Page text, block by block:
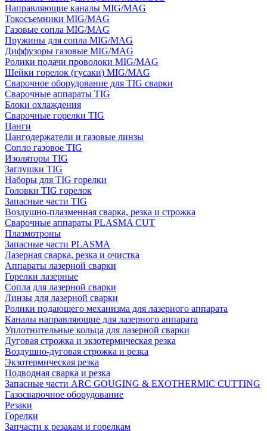
Направляющие каналы MIG/MAG
Токосъемники MIG/MAG
Газовые сопла MIG/MAG
Пружины для сопла MIG/MAG
Диффузоры газовые MIG/MAG
Ролики подачи проволоки MIG/MAG
Шейки горелок (гусаки) MIG/MAG
Сварочное оборудование для TIG сварки
Сварочные аппараты TIG
Блоки охлаждения
Сварочные горелки TIG
Цанги
Цангодержатели и газовые линзы
Сопло газовое TIG
Изоляторы TIG
Заглушки TIG
Наборы для TIG горелки
Головки TIG горелок
Запасные части TIG
Воздушно-плазменная сварка, резка и строжка
Сварочные аппараты PLASMA CUT
Плазмотроны
Запасные части PLASMA
Лазерная сварка, резка и очистка
Аппараты лазерной сварки
Горелки лазерные
Сопла для лазерной сварки
Линзы для лазерной сварки
Ролики подающего механизма для лазерного аппарата
Каналы направляющие для лазерного аппарата
Уплотнительные кольца для лазерной сварки
Дуговая строжка и экзотермическая резка
Воздушно-дуговая строжка и резка
Экзотермическая резка
Подводная сварка и резка
Запасные части ARC GOUGING & EXOTHERMIC CUTTING
Газосварочное оборудование
Резаки
Горелки
Запчасти к резакам и горелкам